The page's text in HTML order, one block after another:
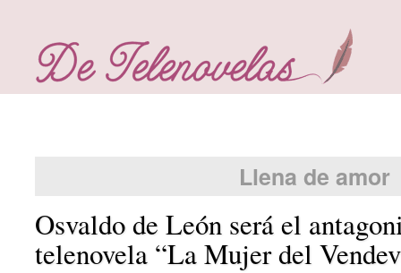
Llena de amor
Osvaldo de León será el
telenovela “La Mujer del